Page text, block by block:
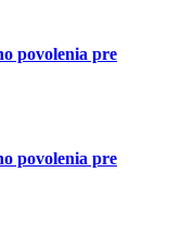
povolenia pre
povolenia pre